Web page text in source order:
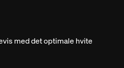
med det optimale hvite